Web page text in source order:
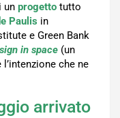
un progetto tutto
Paulis in
e Green Bank
in space (un
che ne
arrivato